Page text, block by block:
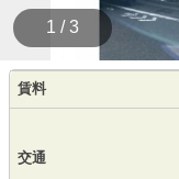
1 / 3
賃料
交通